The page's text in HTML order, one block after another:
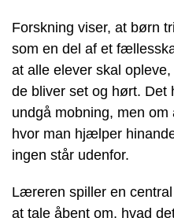
Forskning viser, at børn
som en del af et
at alle elever skal
de bliver set og hørt. Det
undgå mobning, men
hvor man hjælper
ingen står udenfor.
Læreren spiller en
at tale åbent om, hvad